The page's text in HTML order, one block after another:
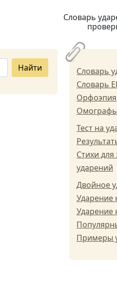
Словарь
Найти
Словарь
Словарь
Орфоэпия
Омографы
Тест на
Стихи
ударений
Двойное
Ударение
Ударение
Примеры